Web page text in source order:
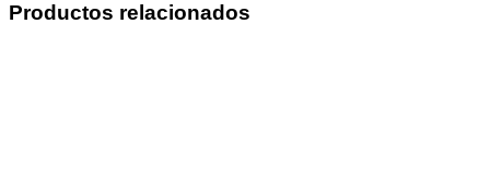
Productos relacionados